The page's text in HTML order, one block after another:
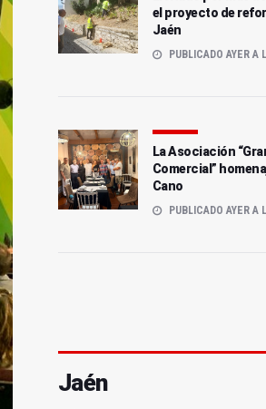
el proyecto de
Jaén
PUBLICADO AYER A
La Asociación
Comercial”
Cano
PUBLICADO AYER A
Jaén